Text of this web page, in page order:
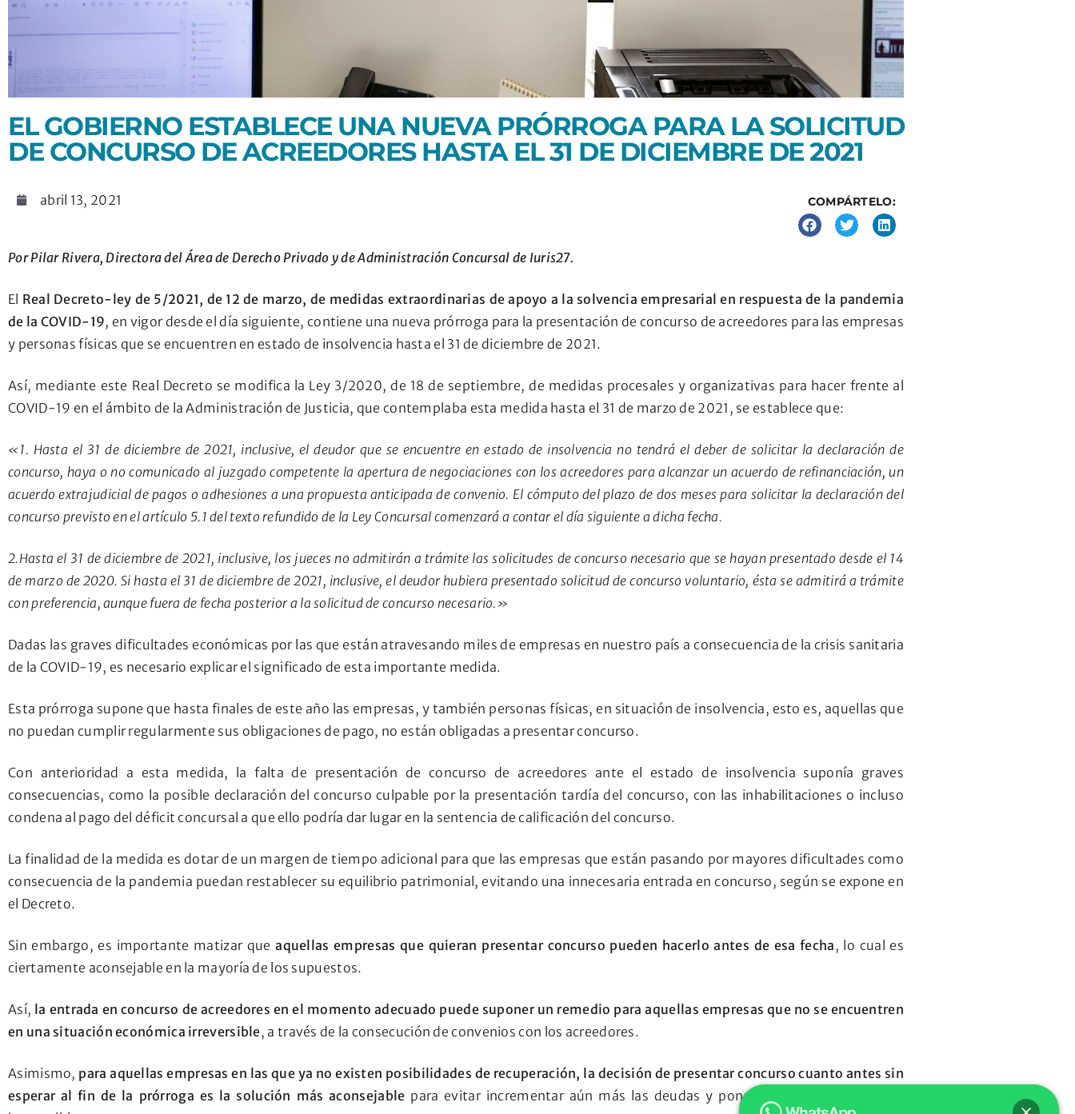
EL GOBIERNO ESTABLECE UNA NUEVA PRÓRROGA PARA LA SOLICITUD
DE CONCURSO DE ACREEDORES HASTA EL 31 DE DICIEMBRE DE 2021
abril 13, 2021 COMPÁRTELO:
Por Pilar Rivera, Directora del Área de Derecho Privado y de Administración Concursal de Iuris27.
El Real Decreto-ley de 5/2021, de 12 de marzo, de medidas extraordinarias de apoyo a la solvencia empresarial en respuesta de la pandemia
de la COVID-19, en vigor desde el día siguiente, contiene una nueva prórroga para la presentación de concurso de acreedores para las empresas
y personas físicas que se encuentren en estado de insolvencia hasta el 31 de diciembre de 2021.
Así, mediante este Real Decreto se modifica la Ley 3/2020, de 18 de septiembre, de medidas procesales y organizativas para hacer frente al
COVID-19 en el ámbito de la Administración de Justicia, que contemplaba esta medida hasta el 31 de marzo de 2021, se establece que:
«1. Hasta el 31 de diciembre de 2021, inclusive, el deudor que se encuentre en estado de insolvencia no tendrá el deber de solicitar la declaración de
concurso, haya o no comunicado al juzgado competente la apertura de negociaciones con los acreedores para alcanzar un acuerdo de refinanciación, un
acuerdo extrajudicial de pagos o adhesiones a una propuesta anticipada de convenio. El cómputo del plazo de dos meses para solicitar la declaración del
concurso previsto en el artículo 5.1 del texto refundido de la Ley Concursal comenzará a contar el día siguiente a dicha fecha.
2.Hasta el 31 de diciembre de 2021, inclusive, los jueces no admitirán a trámite las solicitudes de concurso necesario que se hayan presentado desde el 14
de marzo de 2020. Si hasta el 31 de diciembre de 2021, inclusive, el deudor hubiera presentado solicitud de concurso voluntario, ésta se admitirá a trámite
con preferencia, aunque fuera de fecha posterior a la solicitud de concurso necesario.»
Dadas las graves dificultades económicas por las que están atravesando miles de empresas en nuestro país a consecuencia de la crisis sanitaria
de la COVID-19, es necesario explicar el significado de esta importante medida.
Esta prórroga supone que hasta finales de este año las empresas, y también personas físicas, en situación de insolvencia, esto es, aquellas que
no puedan cumplir regularmente sus obligaciones de pago, no están obligadas a presentar concurso.
Con anterioridad a esta medida, la falta de presentación de concurso de acreedores ante el estado de insolvencia suponía graves
consecuencias, como la posible declaración del concurso culpable por la presentación tardía del concurso, con las inhabilitaciones o incluso
condena al pago del déficit concursal a que ello podría dar lugar en la sentencia de calificación del concurso.
La finalidad de la medida es dotar de un margen de tiempo adicional para que las empresas que están pasando por mayores dificultades como
consecuencia de la pandemia puedan restablecer su equilibrio patrimonial, evitando una innecesaria entrada en concurso, según se expone en
el Decreto.
Sin embargo, es importante matizar queaquellas empresas que quieran presentar concurso pueden hacerlo antes de esa fecha, lo cual es
ciertamente aconsejable en la mayoría de los supuestos.
Así, la entrada en concurso de acreedores en el momento adecuado puede suponer un remedio para aquellas empresas que no se encuentren
en una situación económica irreversible, a través de la consecución de convenios con los acreedores.
Asimismo, para aquellas empresas en las que ya no existen posibilidades de recuperación, la decisión de presentar concurso cuanto antes sin
esperar al fin de la prórroga es la solución más aconsejable para evitar incrementar aún más las deudas y poner fin a una situación ya